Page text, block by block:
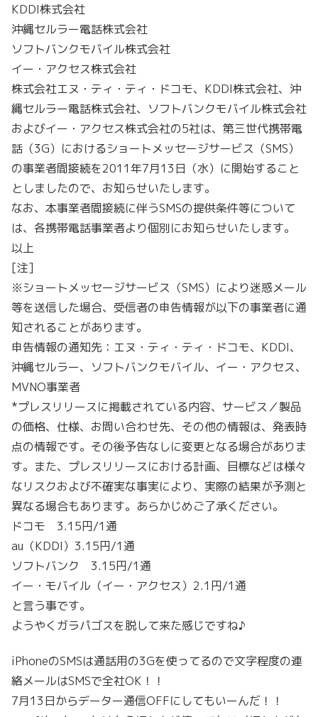
KDDI株式会社
沖縄セルラー電話株式会社
ソフトバンクモバイル株式会社
イー・アクセス株式会社
株式会社エヌ・ティ・ティ・ドコモ、KDDI株式会社、沖
縄セルラー電話株式会社、ソフトバンクモバイル株式会社
およびイー・アクセス株式会社の5社は、第三世代携帯電
話（3G）におけるショートメッセージサービス（SMS）
の事業者間接続を2011年7月13日（水）に開始すること
としましたので、お知らせいたします。
なお、本事業者間接続に伴うSMSの提供条件等について
は、各携帯電話事業者より個別にお知らせいたします。
以上
[注]
※ショートメッセージサービス（SMS）により迷惑メール
等を送信した場合、受信者の申告情報が以下の事業者に通
知されることがあります。
申告情報の通知先：エヌ・ティ・ティ・ドコモ、KDDI、
沖縄セルラー、ソフトバンクモバイル、イー・アクセス、
MVNO事業者
*プレスリリースに掲載されている内容、サービス／製品
の価格、仕様、お問い合わせ先、その他の情報は、発表時
点の情報です。その後予告なしに変更となる場合がありま
す。また、プレスリリースにおける計画、目標などは様々
なリスクおよび不確実な事実により、実際の結果が予測と
異なる場合もあります。あらかじめご了承ください。
ドコモ 3.15円/1通
au（KDDI）3.15円/1通
ソフトバンク 3.15円/1通
イー・モバイル（イー・アクセス）2.1円/1通
と言う事です。
ようやくガラパゴスを脱して来た感じですね♪
iPhoneのSMSは通話用の3Gを使ってるので文字程度の連
絡メールはSMSで全社OK！！
7月13日からデーター通信OFFにしてもいーんだ！！